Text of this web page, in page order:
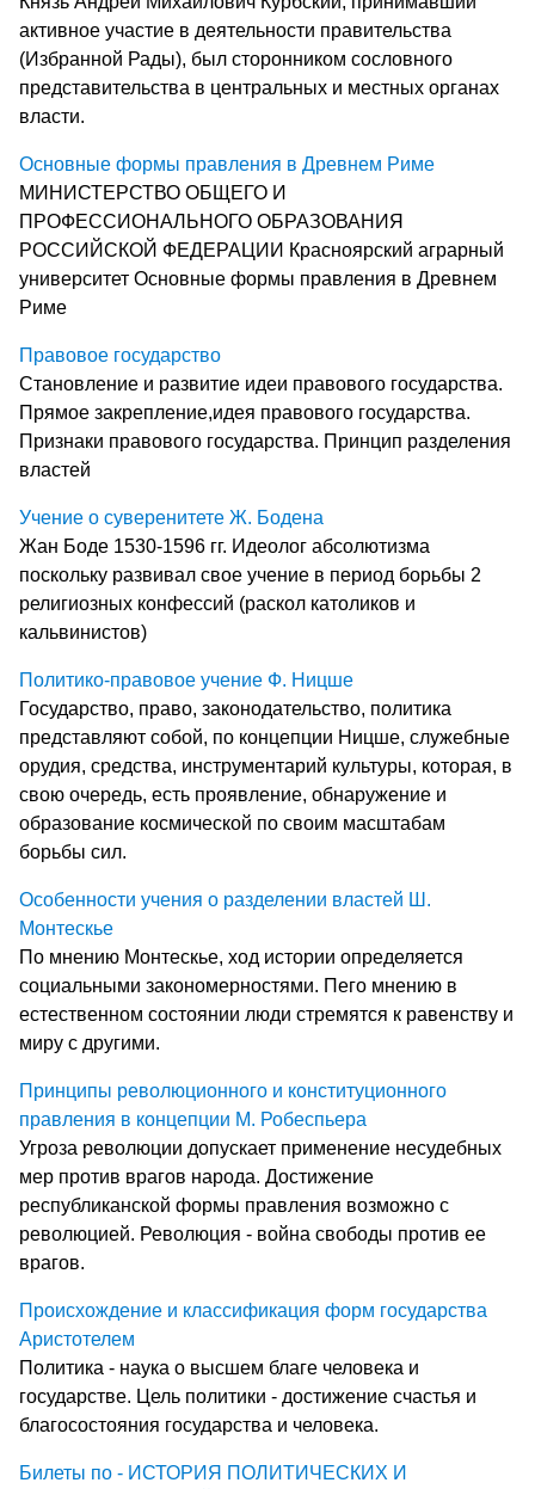
активное участие в деятельности правительства
(Избранной Рады), был сторонником сословного
представительства в центральных и местных органах
власти.
Основные формы правления в Древнем Риме
МИНИСТЕРСТВО ОБЩЕГО И
ПРОФЕССИОНАЛЬНОГО ОБРАЗОВАНИЯ
РОССИЙСКОЙ ФЕДЕРАЦИИ Красноярский аграрный
университет Основные формы правления в Древнем
Риме
Правовое государство
Становление и развитие идеи правового государства.
Прямое закрепление,идея правового государства.
Признаки правового государства. Принцип разделения
властей
Учение о суверенитете Ж. Бодена
Жан Боде 1530-1596 гг. Идеолог абсолютизма
поскольку развивал свое учение в период борьбы 2
религиозных конфессий (раскол католиков и
кальвинистов)
Политико-правовое учение Ф. Ницше
Государство, право, законодательство, политика
представляют собой, по концепции Ницше, служебные
орудия, средства, инструментарий культуры, которая, в
свою очередь, есть проявление, обнаружение и
образование космической по своим масштабам
борьбы сил.
Особенности учения о разделении властей Ш.
Монтескье
По мнению Монтескье, ход истории определяется
социальными закономерностями. Пего мнению в
естественном состоянии люди стремятся к равенству и
миру с другими.
Принципы революционного и конституционного
правления в концепции М. Робеспьера
Угроза революции допускает применение несудебных
мер против врагов народа. Достижение
республиканской формы правления возможно с
революцией. Революция - война свободы против ее
врагов.
Происхождение и классификация форм государства
Аристотелем
Политика - наука о высшем благе человека и
государстве. Цель политики - достижение счастья и
благосостояния государства и человека.
Билеты по - ИСТОРИЯ ПОЛИТИЧЕСКИХ И